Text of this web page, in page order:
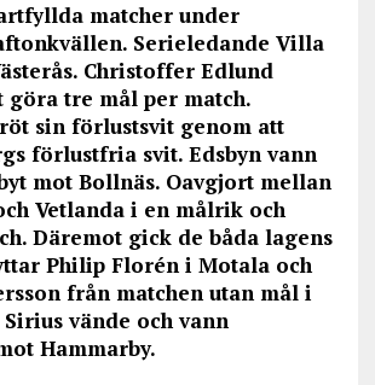
matcher under
Serieledande Villa
Christoffer Edlund
tre mål per match.
sin förlustsvit genom att
förlustfria svit. Edsbyn vann
mot Bollnäs. Oavgjort mellan
Vetlanda i en målrik och
Däremot gick de båda lagens
Philip Florén i Motala och
från matchen utan mål i
vände och vann
Hammarby.